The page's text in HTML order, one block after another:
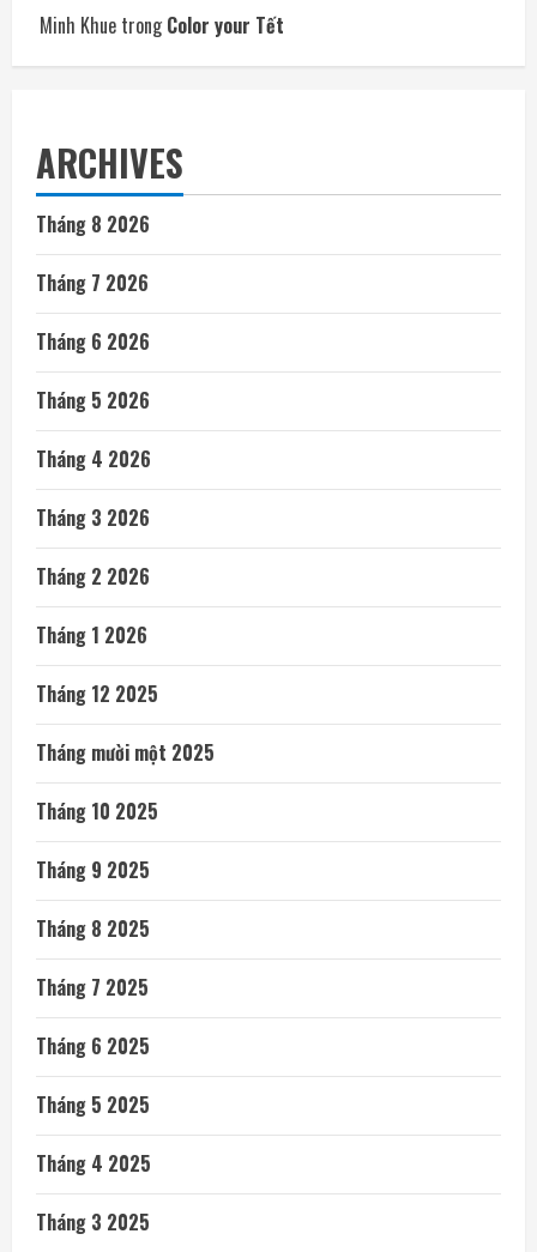
Minh Khue trongColor your Tết
ARCHIVES
Tháng 8 2026
Tháng 7 2026
Tháng 6 2026
Tháng 5 2026
Tháng 4 2026
Tháng 3 2026
Tháng 2 2026
Tháng 1 2026
Tháng 12 2025
Tháng mười một 2025
Tháng 10 2025
Tháng 9 2025
Tháng 8 2025
Tháng 7 2025
Tháng 6 2025
Tháng 5 2025
Tháng 4 2025
Tháng 3 2025